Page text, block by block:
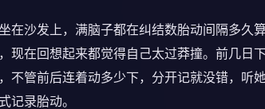
在沙发上，满脑子都在纠结数胎动间隔多久
现在回想起来都觉得自己太过莽撞。前几日
不管前后连着动多少下，分开记就没错，听
记录胎动。